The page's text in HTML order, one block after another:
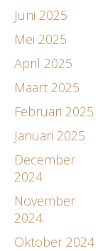
Juni 2025
Mei 2025
April 2025
Maart 2025
Februari 2025
Januari 2025
December
2024
November
2024
Oktober 2024